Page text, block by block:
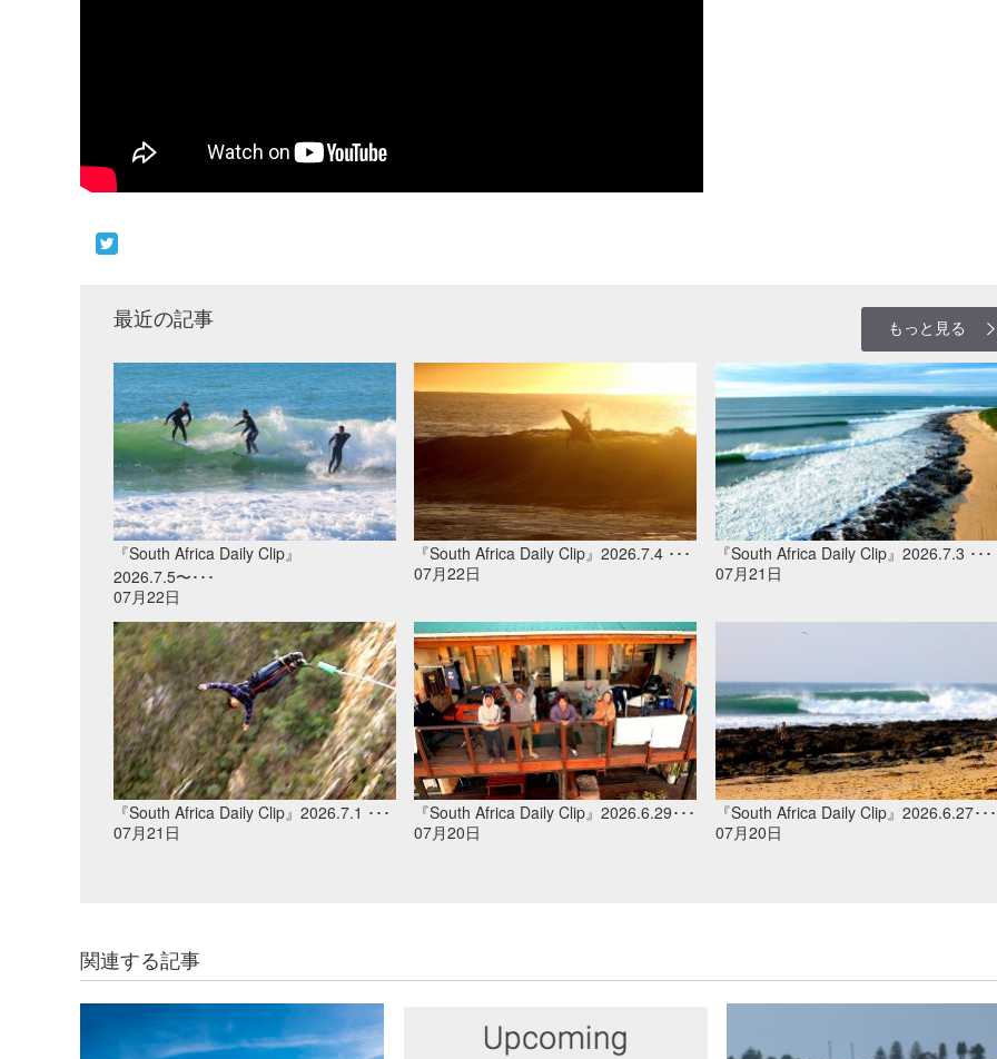
最近の記事 もっと見る
『South Africa Daily Clip』
2026.7.5〜･･･
07月22日
『South Africa Daily Clip』2026.7.4 ･･･
07月22日
『South Africa Daily Clip』2026.7.3 ･･･
07月21日
『South Africa Daily Clip』2026.7.1 ･･･
07月21日
『South Africa Daily Clip』2026.6.29･･･
07月20日
『South Africa Daily Clip』2026.6.27･･･
07月20日
関連する記事